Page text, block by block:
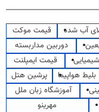
آب شده
قیمت موکت
دوربین مداربسته
قیمت ایمپلنت
بلیط هواپیما
پرشین هتل
آموزشگاه زبان ملل
مهرینو